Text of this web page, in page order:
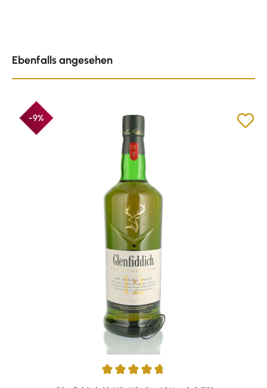
Ebenfalls angesehen
-9%
Durchschnittliche Bewertung von 4.8 von 5 Sternen